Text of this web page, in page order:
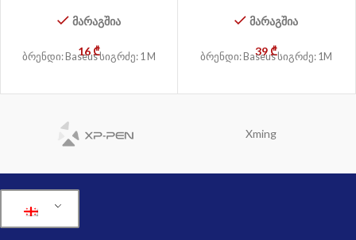
მარაგშია
16₾
ბრენდი: Baseus სიგრძე: 1 M
მარაგშია
39₾
ბრენდი: Baseus სიგრძე: 1M
Xming